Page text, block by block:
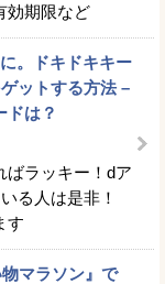
効期限など
。ドキドキキー
ットする方法 –
ドは？
ばラッキー！dア
る人は是非！
す
物マラソン』で